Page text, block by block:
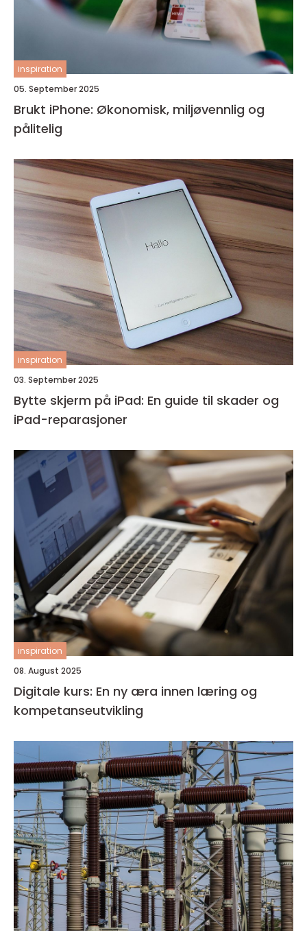
inspiration
05. September 2025
Brukt iPhone: Økonomisk, miljøvennlig og
pålitelig
inspiration
03. September 2025
Bytte skjerm på iPad: En guide til skader og
iPad-reparasjoner
inspiration
08. August 2025
Digitale kurs: En ny æra innen læring og
kompetanseutvikling